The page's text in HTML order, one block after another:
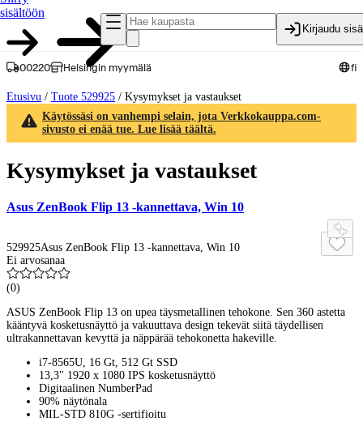
sisältöön
Kirjaudu
00220 Helsingin myymälä fi
Etusivu / Tuote 529925 / Kysymykset ja vastaukset
Käytössäsi on vanhempi selain, jota Verkkokauppa.com-
sivusto ei enää tue. Lue lisää täältä.
Kysymykset ja vastaukset
Asus ZenBook Flip 13 -kannettava, Win 10
529925Asus ZenBook Flip 13 -kannettava, Win 10
Ei arvosanaa
(0)
ASUS ZenBook Flip 13 on upea täysmetallinen tehokone. Sen 360 astetta
kääntyvä kosketusnäyttö ja vakuuttava design tekevät siitä täydellisen
ultrakannettavan kevyttä ja näppärää tehokonetta hakeville.
i7-8565U, 16 Gt, 512 Gt SSD
13,3" 1920 x 1080 IPS kosketusnäyttö
Digitaalinen NumberPad
90% näytönala
MIL-STD 810G -sertifioitu